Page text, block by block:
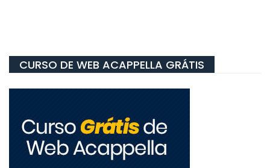
CURSO DE WEB ACAPPELLA GRÁTIS